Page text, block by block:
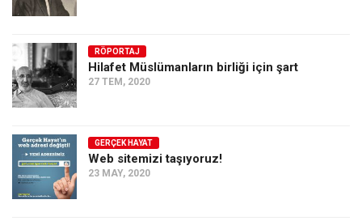
Karisi kitap sualleri
7 soruda bu hafta
Ekonomi
Spor
Sağlık
Gıda-Beslenme
RÖPORTAJ
Hilafet Müslümanların birliği için şart
27 TEM, 2020
GERÇEK HAYAT
Web sitemizi taşıyoruz!
23 MAY, 2020